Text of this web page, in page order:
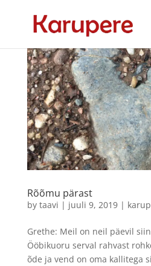
Rõõmu pärast
by taavi | juuli 9, 2019|
Grethe: Meil on neil päevil
Ööbikuoru serval rahvast
õde ja vend on oma kallitega